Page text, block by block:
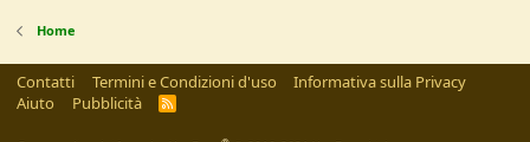
Home
Contatti Termini e Condizioni d'uso
Informativa sulla Privacy
Aiuto
Pubblicità
R